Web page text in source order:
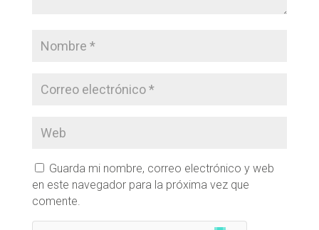
Guarda mi nombre, correo electrónico y web
en este navegador para la próxima vez que
comente.